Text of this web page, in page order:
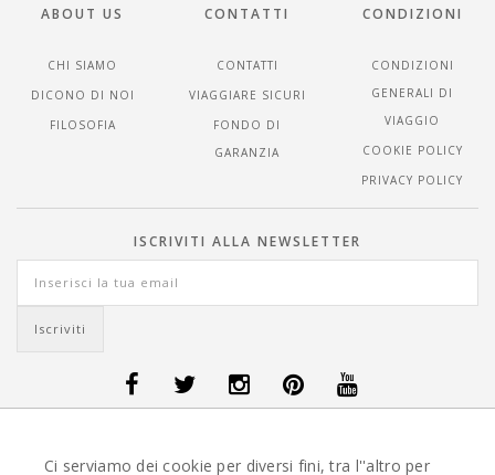
ABOUT US
CHI SIAMO
DICONO DI NOI
FILOSOFIA
CONTATTI
CONTATTI
VIAGGIARE SICURI
FONDO DI
GARANZIA
CONDIZIONI
CONDIZIONI
GENERALI DI
VIAGGIO
COOKIE POLICY
PRIVACY POLICY
ISCRIVITI ALLA NEWSLETTER
VIAGGI GUATEMALA -OFFERTE VIAGGI ISLANDA -OFFERTE VIAGGI
Ci serviamo dei cookie per diversi fini, tra l''altro per